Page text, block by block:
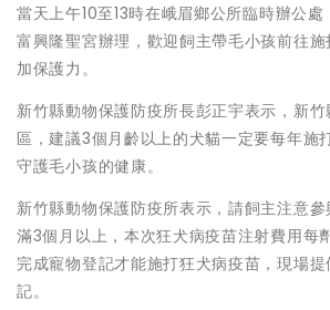
當天上午10至13時在峨眉鄉公所臨時辦公處
富興隆聖宮辦理，歡迎飼主帶毛小孩前往
加保護力。
新竹縣動物保護防疫所長彭正宇表示，新
區，建議3個月齡以上的犬貓一定要每年施
守護毛小孩的健康。
新竹縣動物保護防疫所表示，請飼主注意
滿3個月以上，本次狂犬病疫苗注射費用每
完成寵物登記才能施打狂犬病疫苗，現場
記。